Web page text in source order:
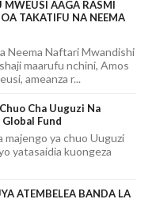
AAGA RASMI
TAKATIFU NA NEEMA
Neema Naftari Mwandishi
maarufu nchini, Amos
ameanza r...
Cha Uuguzi Na
Fund
majengo ya chuo Uuguzi
yatasaidia kuongeza
ATEMBELEA BANDA LA